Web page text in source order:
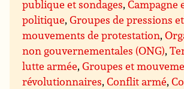
publique et sondages,Campagne
politique,Groupes de pressions et
mouvements de protestation,
non gouvernementales (ONG),
lutte armée,Groupes et
révolutionnaires,Conflit armé,